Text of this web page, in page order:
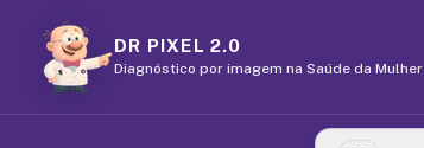
DR PIXEL 2.0
Diagnóstico por imagem na Saúde da Mulher